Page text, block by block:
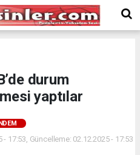
durum
yaptılar
17:53, Güncelleme: 02.12.2025 - 17:53